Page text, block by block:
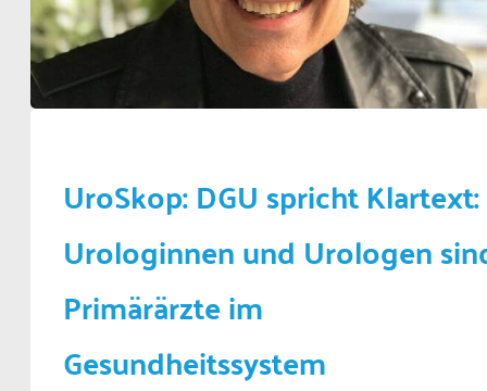
UroSkop: DGU spricht Klartext:
Urologinnen und Urologen
Primärärzte im
Gesundheitssystem